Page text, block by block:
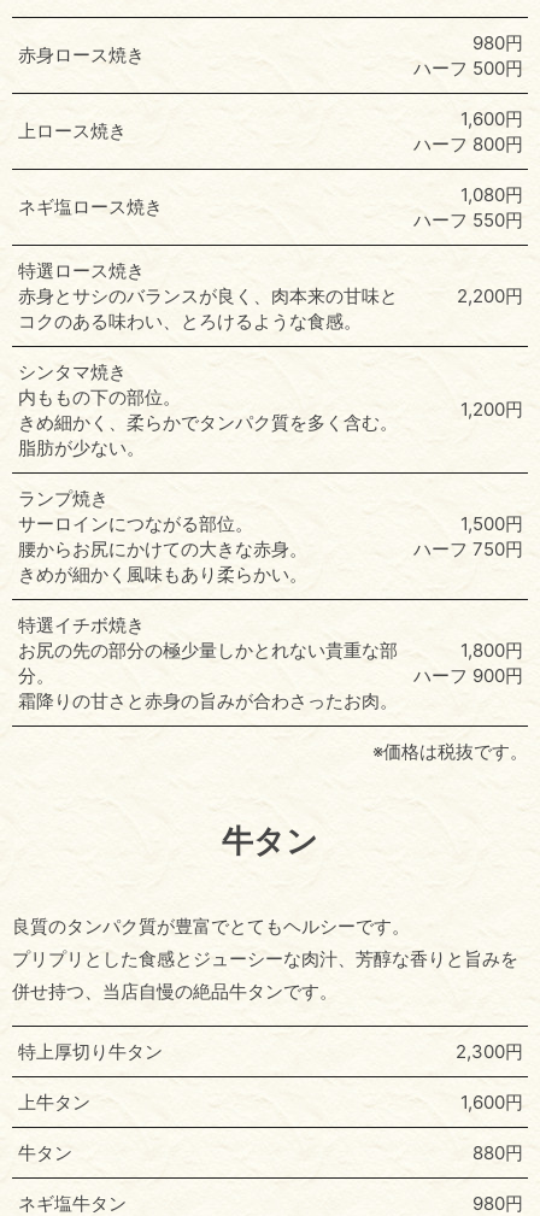
赤身ロース焼き
980円
ハーフ 500円
上ロース焼き
1,600円
ハーフ 800円
ネギ塩ロース焼き
1,080円
ハーフ 550円
特選ロース焼き
赤身とサシのバランスが良く、肉本来の甘味と
コクのある味わい、とろけるような食感。
2,200円
シンタマ焼き
内ももの下の部位。
きめ細かく、柔らかでタンパク質を多く含む。
脂肪が少ない。
1,200円
ランプ焼き
サーロインにつながる部位。
腰からお尻にかけての大きな赤身。
きめが細かく風味もあり柔らかい。
1,500円
ハーフ 750円
特選イチボ焼き
お尻の先の部分の極少量しかとれない貴重な部
分。
霜降りの甘さと赤身の旨みが合わさったお肉。
1,800円
ハーフ 900円
※価格は税抜です。
牛タン
良質のタンパク質が豊富でとてもヘルシーです。
プリプリとした食感とジューシーな肉汁、芳醇な香りと旨みを
併せ持つ、当店自慢の絶品牛タンです。
特上厚切り牛タン 2,300円
上牛タン 1,600円
牛タン 880円
ネギ塩牛タン 980円